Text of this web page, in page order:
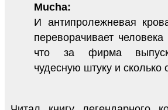
Mucha:
И антипролежневая
переворачивает
что за фирма
чудесную штуку и сколько